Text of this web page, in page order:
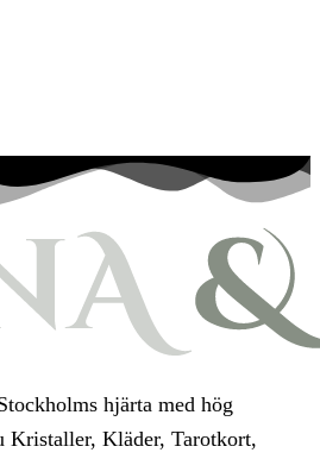
hjärta med hög
Kristaller, Kläder, Tarotkort,